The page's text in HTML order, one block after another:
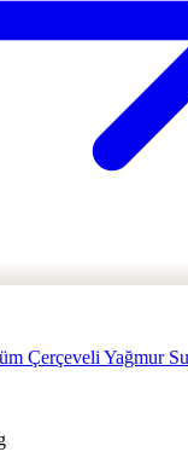
Çerçeveli Yağmur